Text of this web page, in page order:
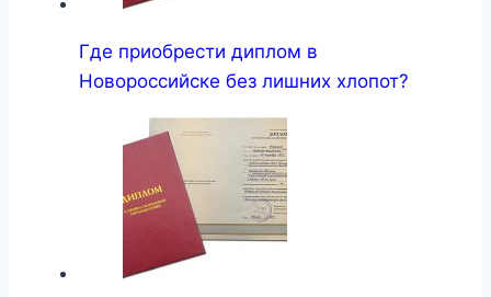
Где приобрести диплом в
Новороссийске без лишних хлопот?